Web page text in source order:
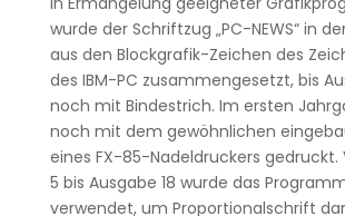
wurde der Schriftzug „PC-NEWS“ in
aus den Blockgrafik-Zeichen des
des IBM-PC zusammengesetzt, bis
noch mit Bindestrich. Im ersten
noch mit dem gewöhnlichen
eines FX-85-Nadeldruckers gedruckt.
5 bis Ausgabe 18 wurde das
verwendet, um Proportionalschrift